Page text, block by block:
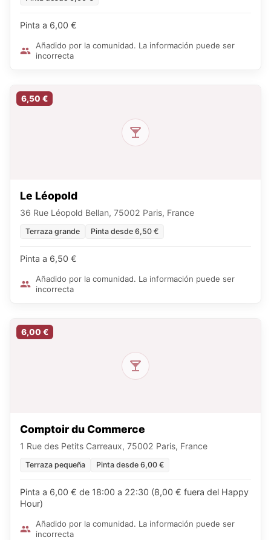
Pinta a 6,00 €
Añadido por la comunidad. La información puede ser
incorrecta
6,50 €
Le Léopold
36 Rue Léopold Bellan, 75002 Paris, France
Terraza grande Pinta desde 6,50 €
Pinta a 6,50 €
Añadido por la comunidad. La información puede ser
incorrecta
6,00 €
Comptoir du Commerce
1 Rue des Petits Carreaux, 75002 Paris, France
Terraza pequeña Pinta desde 6,00 €
Pinta a 6,00 € de 18:00 a 22:30 (8,00 € fuera del Happy
Hour)
Añadido por la comunidad. La información puede ser
incorrecta